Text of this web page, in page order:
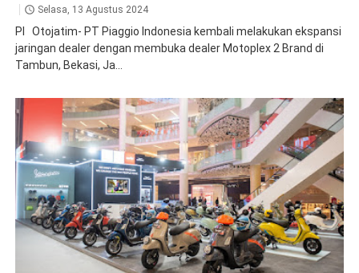
Selasa, 13 Agustus 2024
PI Otojatim- PT Piaggio Indonesia kembali melakukan ekspansi
jaringan dealer dengan membuka dealer Motoplex 2 Brand di
Tambun, Bekasi, Ja...